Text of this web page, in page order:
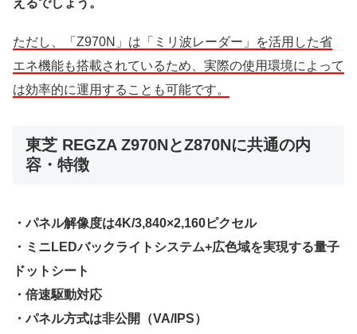
えるでしょう。
ただし、「Z970N」は「ミリ波レーダー」を活用した省
エネ機能も搭載されているため、実際の使用環境によって
は効率的に運用することも可能です。
東芝 REGZA Z970NとZ870Nに共通の内
容・特徴
・パネル解像度は4K/3,840×2,160ピクセル
・ミニLEDバックライトシステム+広色域を実現する量子
ドットシート
・倍速駆動対応
・パネル方式は非公開（VA/IPS）